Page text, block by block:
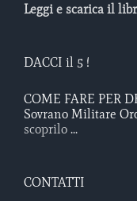
Leggi e scarica il
DACCI il 5 !
COME FARE PER
Sovrano Militare
scoprilo ...
CONTATTI